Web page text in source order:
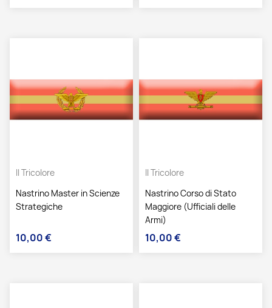
Il Tricolore
Nastrino Master in Scienze
Strategiche
Prezzo
10,00 €
Il Tricolore
Nastrino Corso di Stato
Maggiore (Ufficiali delle
Armi)
Prezzo
10,00 €